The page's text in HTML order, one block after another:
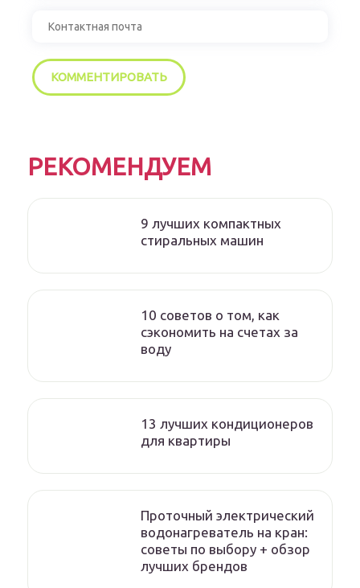
РЕКОМЕНДУЕМ
9 лучших компактных
стиральных машин
10 советов о том, как
сэкономить на счетах за
воду
13 лучших кондиционеров
для квартиры
Проточный электрический
водонагреватель на кран:
советы по выбору + обзор
лучших брендов